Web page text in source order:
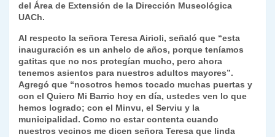
del Área de Extensión de la Dirección Museológica
UACh.
Al respecto la señora Teresa Airioli, señaló que “esta
inauguración es un anhelo de años, porque teníamos
gatitas que no nos protegían mucho, pero ahora
tenemos asientos para nuestros adultos mayores”.
Agregó que “nosotros hemos tocado muchas puertas y
con el Quiero Mi Barrio hoy en día, ustedes ven lo que
hemos logrado; con el Minvu, el Serviu y la
municipalidad. Como no estar contenta cuando
nuestros vecinos me dicen señora Teresa que linda